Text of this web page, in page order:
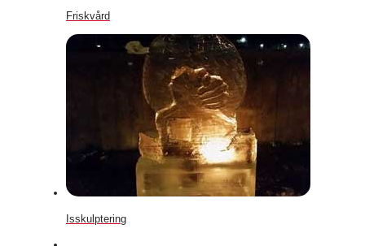
Friskvård
Isskulptering